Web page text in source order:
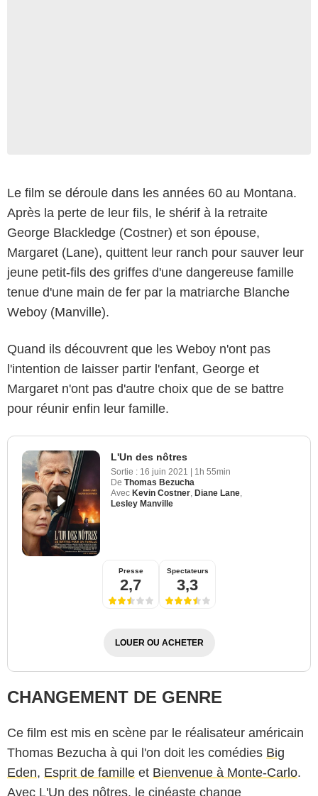
Le film se déroule dans les années 60 au Montana.
Après la perte de leur fils, le shérif à la retraite
George Blackledge (Costner) et son épouse,
Margaret (Lane), quittent leur ranch pour sauver leur
jeune petit-fils des griffes d'une dangereuse famille
tenue d'une main de fer par la matriarche Blanche
Weboy (Manville).
Quand ils découvrent que les Weboy n'ont pas
l'intention de laisser partir l'enfant, George et
Margaret n'ont pas d'autre choix que de se battre
pour réunir enfin leur famille.
L'Un des nôtres
Sortie : 16 juin 2021 | 1h 55min
De Thomas Bezucha
Avec Kevin Costner Diane Lane
Lesley Manville
Presse
2,7
Spectateurs
3,3
LOUER OU ACHETER
CHANGEMENT DE GENRE
Ce film est mis en scène par le réalisateur américain
Thomas Bezucha à qui l'on doit les comédies Big
Eden, Esprit de famille et Bienvenue à Monte-Carlo.
Avec L'Un des nôtres, le cinéaste change